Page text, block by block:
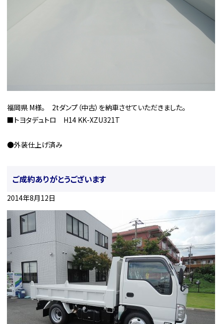
福岡県 M様。 2tダンプ（中古）を納車させていただきました。
■トヨタデュトロ H14 KK-XZU321T
●外装仕上げ済み
ご成約ありがとうございます
2014年8月12日